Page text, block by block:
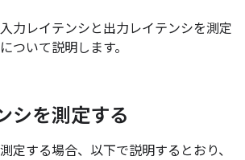
力レイテンシと出力レイテンシを測定
ついて説明します。
シを測定する
定する場合、以下で説明するとおり、